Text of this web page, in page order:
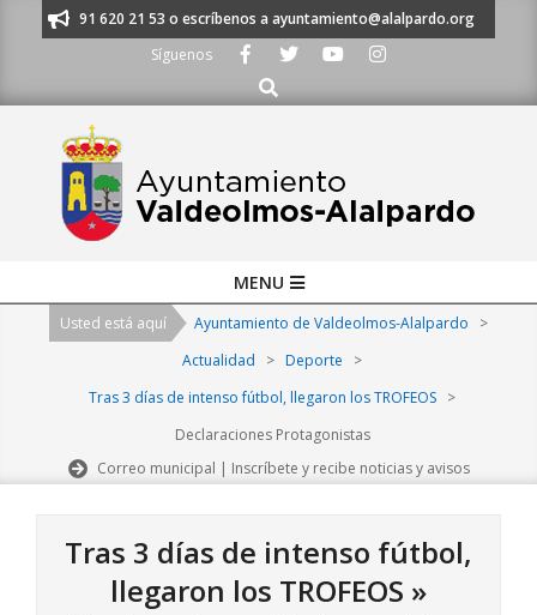
al 91 620 21 53 o escríbenos a ayuntamiento@alalpardo.org
Síguenos
Buscar
Navigation
MENU
Usted está aquí Ayuntamiento de Valdeolmos-Alalpardo
>
Actualidad
> Deporte
>
Tras 3 días de intenso fútbol, llegaron los TROFEOS >
Declaraciones Protagonistas
Correo municipal | Inscríbete y recibe noticias y avisos
Tras 3 días de intenso fútbol,
llegaron los TROFEOS »